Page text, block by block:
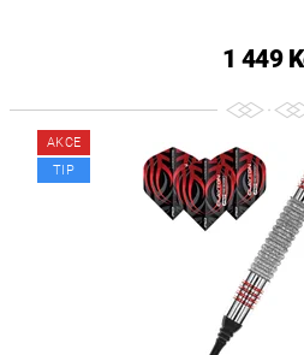
1 449
AKCE
TIP